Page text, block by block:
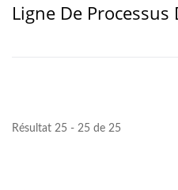
Ligne De Processus
Résultat 25 - 25 de 25